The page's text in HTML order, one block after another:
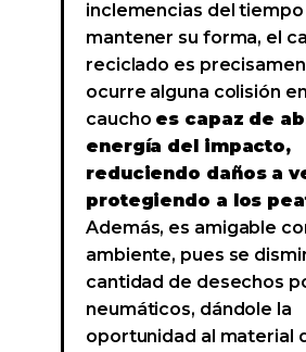
inclemencias del tiempo
mantener su forma, el
reciclado es
ocurre alguna colisión en
caucho es capaz de
energía del impacto,
reduciendo daños a
protegiendo a los
Además, es amigable
ambiente, pues se
cantidad de desechos
neumáticos, dándole la
oportunidad al material